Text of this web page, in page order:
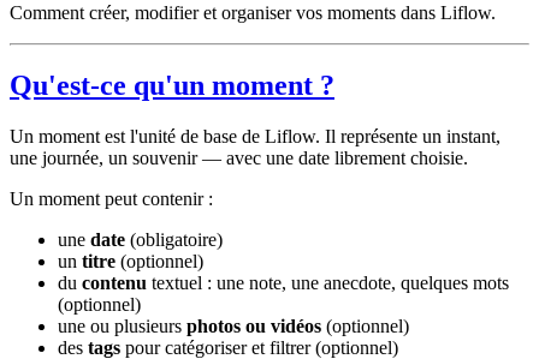
Comment créer, modifier et organiser vos moments dans Liflow.
Qu'est-ce qu'un moment ?
Un moment est l'unité de base de Liflow. Il représente un instant,
une journée, un souvenir — avec une date librement choisie.
Un moment peut contenir :
une date (obligatoire)
un titre (optionnel)
du contenu textuel : une note, une anecdote, quelques mots
(optionnel)
une ou plusieurs photos ou vidéos (optionnel)
des tags pour catégoriser et filtrer (optionnel)